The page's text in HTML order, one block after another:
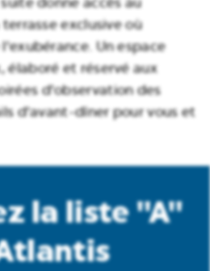
exclusive où
Un espace
élaboré et réservé aux
d'observation des
d'avant-dîner pour vous et
la liste "A"